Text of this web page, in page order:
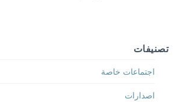
تصنيفات
اجتماعات خاصة
اصدارات